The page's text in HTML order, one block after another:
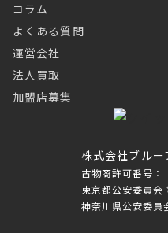
株式会社ブルー
古物商許可番号：
東京都公安委員
神奈川県公安委
コラム
よくある質問
運営会社
法人買取
加盟店募集